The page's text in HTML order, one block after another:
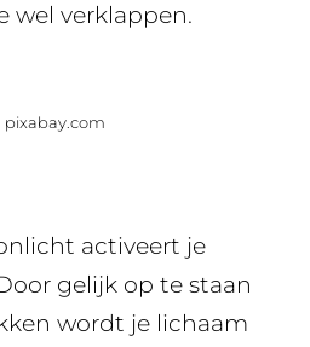
wel verklappen.
pixabay.com
activeert je
gelijk op te staan
wordt je lichaam